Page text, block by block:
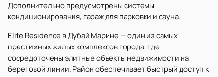
Дополнительно предусмотрены системы
кондиционирования, гараж для парковки и сауна.
Elite Residence в Дубай Марине — один из самых
престижных жилых комплексов города, где
сосредоточены элитные объекты недвижимости на
береговой линии. Район обеспечивает быстрый доступ к